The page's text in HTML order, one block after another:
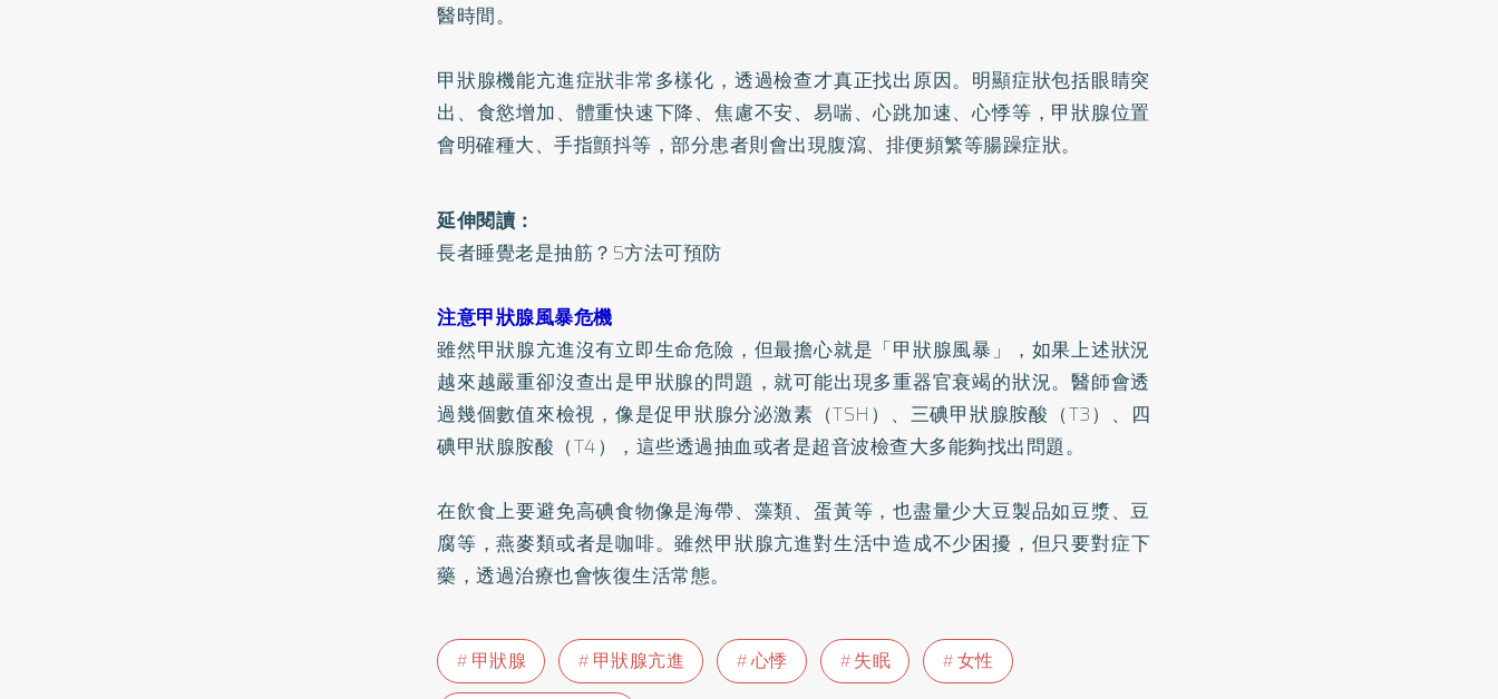
醫時間。
甲狀腺機能亢進症狀非常多樣化，透過檢查才真正找出原因。明顯症狀包括眼睛突
出、食慾增加、體重快速下降、焦慮不安、易喘、心跳加速、心悸等，甲狀腺位置
會明確種大、手指顫抖等，部分患者則會出現腹瀉、排便頻繁等腸躁症狀。
延伸閱讀：
長者睡覺老是抽筋？5方法可預防
注意甲狀腺風暴危機
雖然甲狀腺亢進沒有立即生命危險，但最擔心就是「甲狀腺風暴」，如果上述狀況
越來越嚴重卻沒查出是甲狀腺的問題，就可能出現多重器官衰竭的狀況。醫師會透
過幾個數值來檢視，像是促甲狀腺分泌激素（TSH）、三碘甲狀腺胺酸（T3）、四
碘甲狀腺胺酸（T4），這些透過抽血或者是超音波檢查大多能夠找出問題。
在飲食上要避免高碘食物像是海帶、藻類、蛋黃等，也盡量少大豆製品如豆漿、豆
腐等，燕麥類或者是咖啡。雖然甲狀腺亢進對生活中造成不少困擾，但只要對症下
藥，透過治療也會恢復生活常態。
甲狀腺 甲狀腺亢進 心悸 失眠
女性